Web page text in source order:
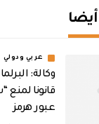
عربي ودولي
وكالة:
قانونا
عبور هرمز